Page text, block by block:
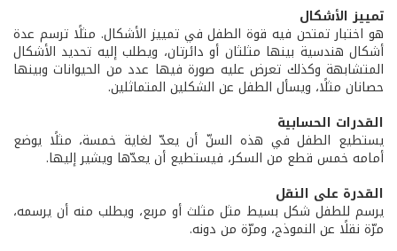
تمييز الأشكال
هو اختبار تمتحن فيه قوة الطفل في تمييز الأشكال. مثلًا ترسم عدة
أشكال هندسية بينها مثلثان أو دائرتان، ويطلب إليه تحديد الأشكال
المتشابهة وكذلك تعرض عليه صورة فيها عدد من الحيوانات وبينها
حصانان مثلًا، ويسأل الطفل عن الشكلين المتماثلين.
القدرات الحسابية
يستطيع الطفل في هذه السنّ أن يعدّ لغاية خمسة، مثلًا يوضع
أمامه خمس قطع من السكر، فيستطيع أن يعدّها ويشير إليها.
القدرة على النقل
يرسم للطفل شكل بسيط مثل مثلث أو مربع، ويطلب منه أن يرسمه،
مرّة نقلًا عن النموذج، ومرّة من دونه.